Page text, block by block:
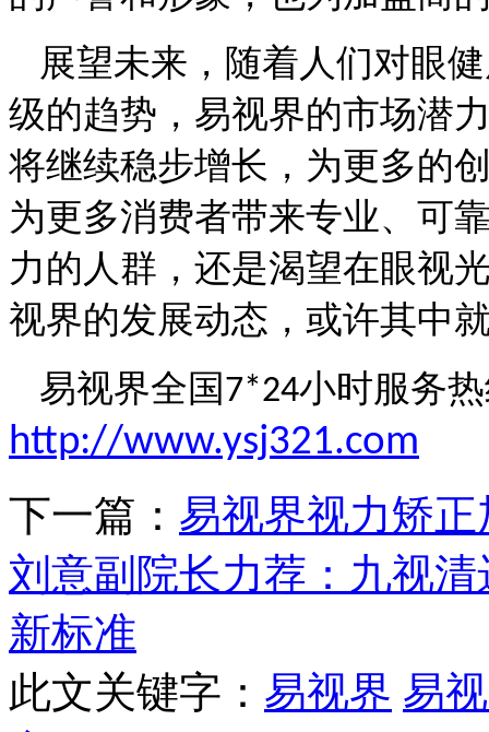
展望未来，随着人们对眼
级的趋势，易视界的市场潜
将继续稳步增长，为更多的
为更多消费者带来专业、可
力的人群，还是渴望在眼视
视界的发展动态，或许其中
易视界全国 7*24小时服务
http://www.ysj321.com
下一篇： 易视界视力矫
刘意副院长力荐：九视
新标准
此文关键字： 易视界 易